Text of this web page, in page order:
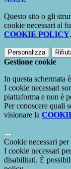
Questo sito o gli
cookie necessari al
COOKIE POLICY.
Personalizza
Gestione cookie
In questa schermata
I cookie necessari
piattaforma e non è
Per conoscere quali
visionare la
Cookie necessari
I cookie necessari
disabilitati. È